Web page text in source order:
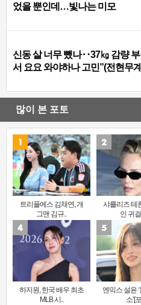
었을 뿐인데…빛나는 미모
신동 살 너무 뺐나‥37㎏ 감량
서 요요 와야하나 고민”(전현무
많이 본 포토
트리플에스 김채연, 개
그맨 김규..
샤를리즈 테
인 귀
하지원, 한국 배우 최초
MLB 시..
엔믹스 설윤 ‘
소’[